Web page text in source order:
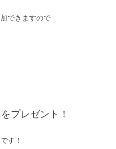
できますので
プレゼント！
す！